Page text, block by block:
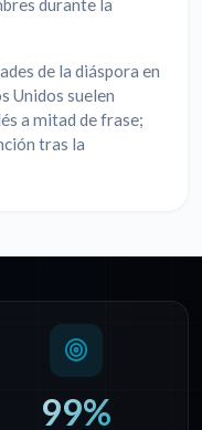
durante la
de la diáspora en
Unidos suelen
a mitad de frase;
tras la
99%